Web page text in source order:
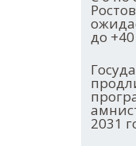
до +40
2031